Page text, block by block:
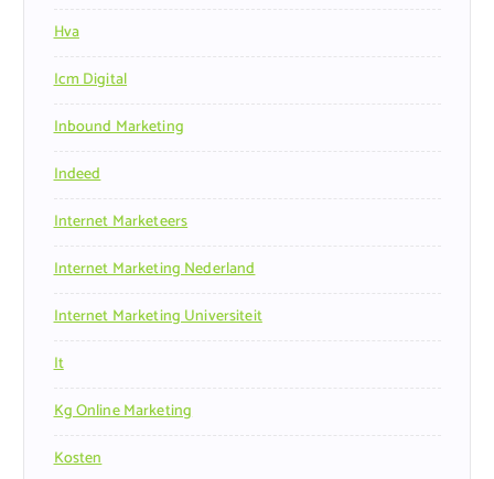
Hva
Icm Digital
Inbound Marketing
Indeed
Internet Marketeers
Internet Marketing Nederland
Internet Marketing Universiteit
It
Kg Online Marketing
Kosten